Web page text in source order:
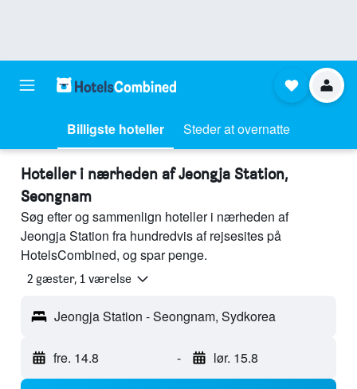
Billigste hoteller Steder at overnatte
Hoteller i nærheden af Jeongja Station,
Seongnam
Søg efter og sammenlign hoteller i nærheden af
Jeongja Station fra hundredvis af rejsesites på
HotelsCombined, og spar penge.
2 gæster, 1 værelse
Jeongja Station - Seongnam, Sydkorea
fre. 14.8 - lør. 15.8